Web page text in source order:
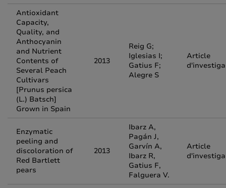
Antioxidant
Capacity,
Quality, and
Anthocyanin
and Nutrient
Contents of
Several Peach
Cultivars
[Prunus persica
(L.) Batsch]
Grown in Spain
2013
Reig G;
Iglesias I;
Gatius F;
Alegre S
Article
Enzymatic
peeling and
discoloration of
Red Bartlett
pears
2013
Ibarz A,
Pagán J,
Garvín A,
Ibarz R,
Gatius F,
Falguera V.
Article